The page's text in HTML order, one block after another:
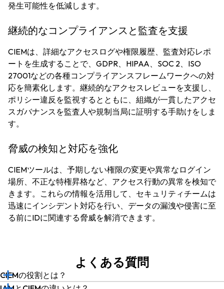
発生可能性を低減します。
継続的なコンプライアンスと監査を支援
CIEMは、詳細なアクセスログや権限履歴、監査対応レポ
ートを生成することで、GDPR、HIPAA、SOC 2、ISO
27001などの各種コンプライアンスフレームワークへの対
応を簡素化します。継続的なアクセスレビューを支援し、
ポリシー違反を監視するとともに、組織が一貫したアクセ
スガバナンスを監査人や規制当局に証明する手助けをしま
す。
脅威の検知と対応を強化
CIEMツールは、予期しない権限の変更や異常なログイン
場所、不正な特権昇格など、アクセス行動の異常を検知で
きます。これらの情報を活用して、セキュリティチームは
迅速にインシデント対応を行い、データの漏洩や侵害に至
る前にIDに関連する脅威を解消できます。
よくある質問
CIEMの役割とは？